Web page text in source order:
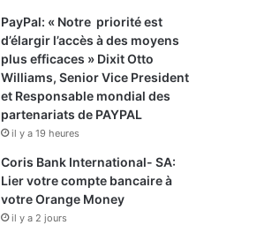
PayPal: « Notre priorité est
d’élargir l’accès à des moyens
plus efficaces » Dixit Otto
Williams, Senior Vice President
et Responsable mondial des
partenariats de PAYPAL
il y a 19 heures
Coris Bank International- SA:
Lier votre compte bancaire à
votre Orange Money
il y a 2 jours